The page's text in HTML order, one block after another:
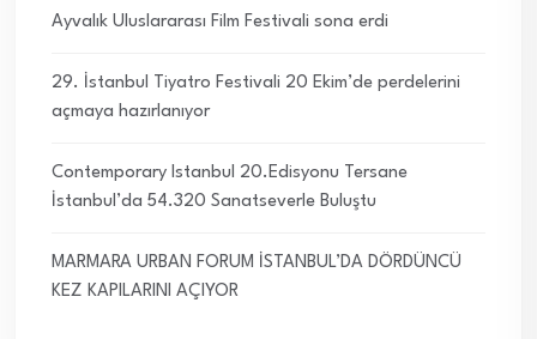
Ayvalık Uluslararası Film Festivali sona erdi
29. İstanbul Tiyatro Festivali 20 Ekim’de perdelerini
açmaya hazırlanıyor
Contemporary Istanbul 20.Edisyonu Tersane
İstanbul’da 54.320 Sanatseverle Buluştu
MARMARA URBAN FORUM İSTANBUL’DA DÖRDÜNCÜ
KEZ KAPILARINI AÇIYOR